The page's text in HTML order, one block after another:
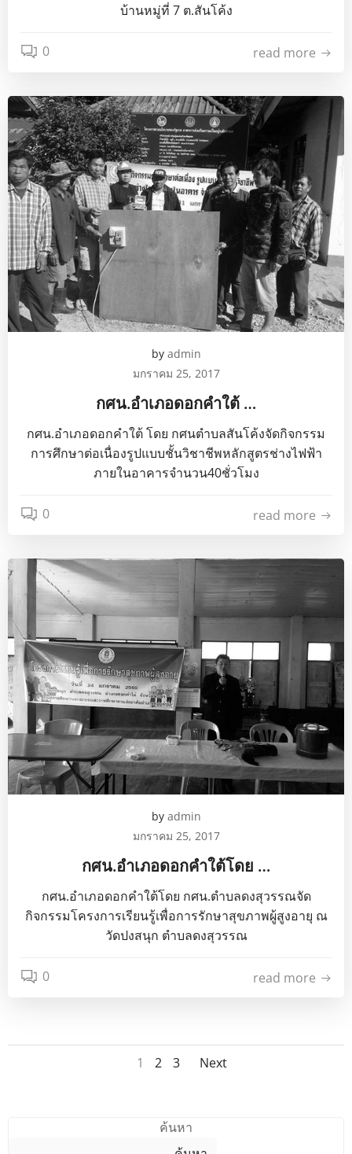
บ้านหมู่ที่ 7 ต.สันโค้ง
0 read more
by admin
มกราคม 25, 2017
กศน.อำเภอดอกคำใต้ …
กศน.อำเภอดอกคำใต้ โดย กศนตำบลสันโค้งจัดกิจกรรม
การศึกษาต่อเนื่องรูปแบบชั้นวิชาชีพหลักสูตรช่างไฟฟ้า
ภายในอาคารจำนวน40ชั่วโมง
0 read more
by admin
มกราคม 25, 2017
กศน.อำเภอดอกคำใต้โดย …
กศน.อำเภอดอกคำใต้โดย กศน.ตำบลดงสุวรรณจัด
กิจกรรมโครงการเรียนรู้เพื่อการรักษาสุขภาพผู้สูงอายุ ณ
วัดปงสนุก ตำบลดงสุวรรณ
0 read more
Posts
navigation
Page
1 Page
2 Page
3
Posts
Next
ค้นหา